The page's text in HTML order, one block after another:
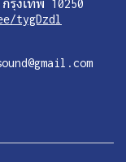
รุงเทพ 10250
tygDzdl